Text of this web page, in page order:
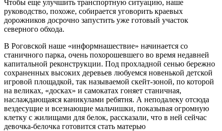
Чтобы еще улучшить транспортную ситуацию, наше
руководство, похоже, собирается уговорить краевых
дорожников досрочно запустить уже готовый участок
северного обхода.
В Роговской наше «информнашествие» начинается со
станичного парка, очень похорошевшего во время недавней
капитальной реконструкции. Под прохладной сенью бережно
сохраненных высоких деревьев любуемся новенькой детской
игровой площадкой, так называемой скейт-зоной, по которой
на великах, «досках» и самокатах гоняет станичная,
наслаждающаяся каникулами ребятня. А неподалеку отсюда
вездесущие и всезнающие мальчишки, показывая огромную
клетку с жилищами для белок, рассказали, что в ней сейчас
девочка-белочка готовится стать матерью